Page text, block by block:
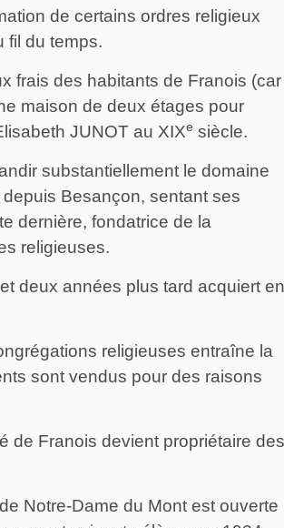
de certains ordres religieux
fil du temps.
frais des habitants de Franois (car
maison de deux étages pour
JUNOT au XIXe siècle.
substantiellement le domaine
Besançon, sentant ses
dernière, fondatrice de la
religieuses.
deux années plus tard acquiert en
religieuses entraîne la
sont vendus pour des raisons
de Franois devient propriétaire des
Notre-Dame du Mont est ouverte